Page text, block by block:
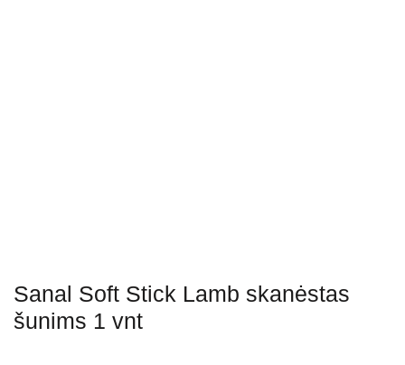
Sanal Soft Stick Lamb skanėstas
šunims 1 vnt